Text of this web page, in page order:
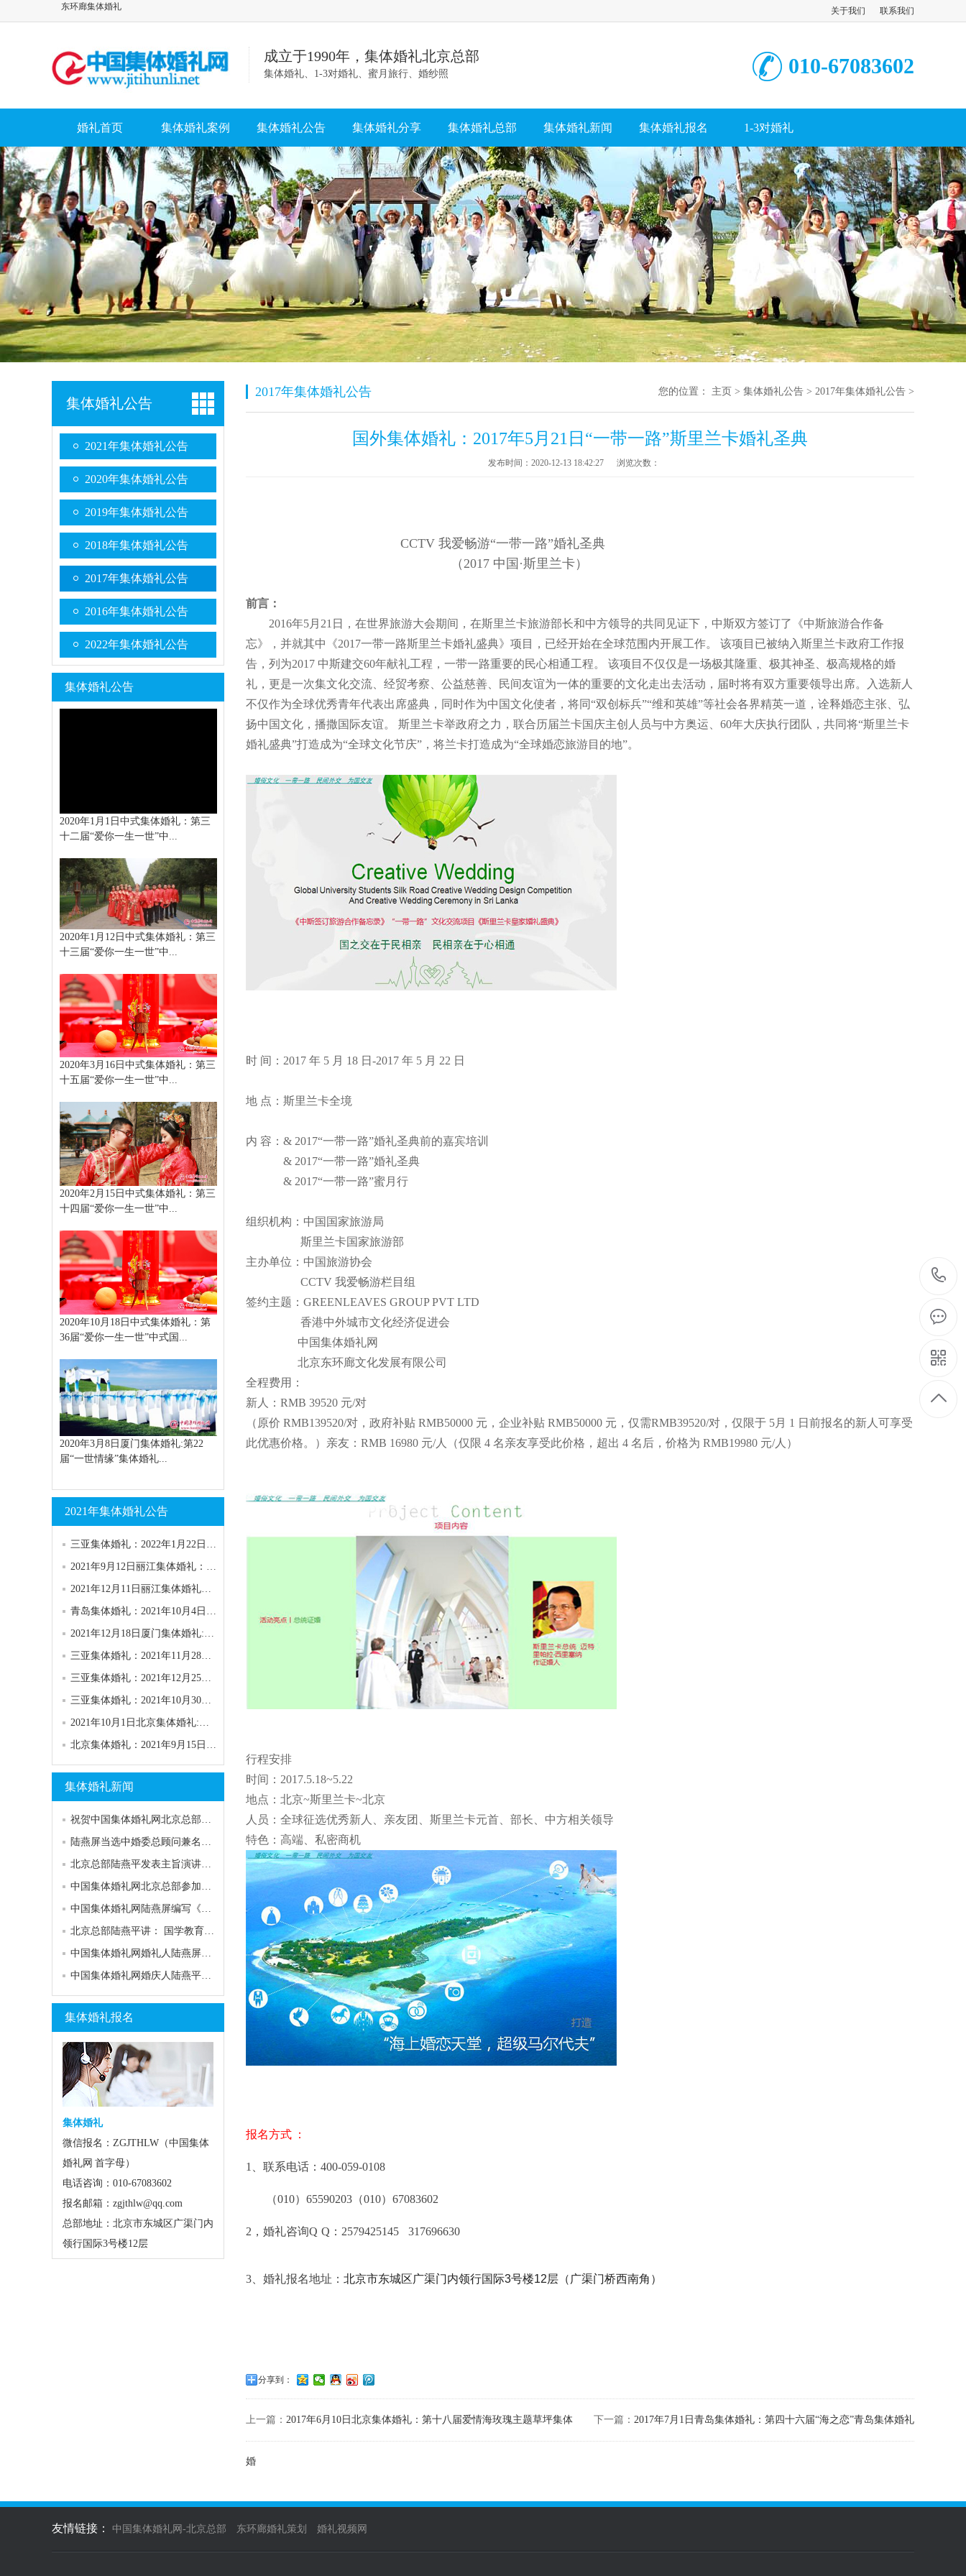
东环廊集体婚礼 关于我们 联系我们
成立于1990年，集体婚礼北京总部
集体婚礼、1-3对婚礼、蜜月旅行、婚纱照 010-67083602
婚礼首页 集体婚礼案例 集体婚礼公告 集体婚礼分享 集体婚礼总部 集体婚礼新闻 集体婚礼报名 1-3对婚礼
集体婚礼公告
2021年集体婚礼公告
2020年集体婚礼公告
2019年集体婚礼公告
2018年集体婚礼公告
2017年集体婚礼公告
2016年集体婚礼公告
2022年集体婚礼公告
集体婚礼公告
2020年1月1日中式集体婚礼：第三
十二届“爱你一生一世”中...
2020年1月12日中式集体婚礼：第三
十三届“爱你一生一世”中...
2020年3月16日中式集体婚礼：第三
十五届“爱你一生一世”中...
2020年2月15日中式集体婚礼：第三
十四届“爱你一生一世”中...
2020年10月18日中式集体婚礼：第
36届“爱你一生一世”中式国...
2020年3月8日厦门集体婚礼:第22
届“一世情缘”集体婚礼...
2021年集体婚礼公告
集体婚礼新闻
集体婚礼报名
集体婚礼
微信报名：ZGJTHLW（中国集体
婚礼网 首字母）
电话咨询：010-67083602
报名邮箱：zgjthlw@qq.com
总部地址：北京市东城区广渠门内
领行国际3号楼12层
2017年集体婚礼公告 您的位置： 主页 > 集体婚礼公告 > 2017年集体婚礼公告 >
国外集体婚礼：2017年5月21日“一带一路”斯里兰卡婚礼圣典
发布时间：2020-12-13 18:42:27 浏览次数：
CCTV 我爱畅游“一带一路”婚礼圣典
（2017 中国·斯里兰卡）
前言：
2016年5月21日，在世界旅游大会期间，在斯里兰卡旅游部长和中方领导的共同见证下，中斯双方签订了《中斯旅游合作备
忘》，并就其中《2017一带一路斯里兰卡婚礼盛典》项目，已经开始在全球范围内开展工作。 该项目已被纳入斯里兰卡政府工作报
告，列为2017 中斯建交60年献礼工程，一带一路重要的民心相通工程。 该项目不仅仅是一场极其隆重、极其神圣、极高规格的婚
礼，更是一次集文化交流、经贸考察、公益慈善、民间友谊为一体的重要的文化走出去活动，届时将有双方重要领导出席。入选新人
不仅作为全球优秀青年代表出席盛典，同时作为中国文化使者，将同“双创标兵”“维和英雄”等社会各界精英一道，诠释婚恋主张、弘
扬中国文化，播撒国际友谊。 斯里兰卡举政府之力，联合历届兰卡国庆主创人员与中方奥运、60年大庆执行团队，共同将“斯里兰卡
婚礼盛典”打造成为“全球文化节庆”，将兰卡打造成为“全球婚恋旅游目的地”。
时 间：2017 年 5 月 18 日-2017 年 5 月 22 日
地 点：斯里兰卡全境
内 容：& 2017“一带一路”婚礼圣典前的嘉宾培训
& 2017“一带一路”婚礼圣典
& 2017“一带一路”蜜月行
组织机构：中国国家旅游局
斯里兰卡国家旅游部
主办单位：中国旅游协会
CCTV 我爱畅游栏目组
签约主题：GREENLEAVES GROUP PVT LTD
香港中外城市文化经济促进会
中国集体婚礼网
北京东环廊文化发展有限公司
全程费用：
新人：RMB 39520 元/对
（原价 RMB139520/对，政府补贴 RMB50000 元，企业补贴 RMB50000 元，仅需RMB39520/对，仅限于 5月 1 日前报名的新人可享受
此优惠价格。）亲友：RMB 16980 元/人（仅限 4 名亲友享受此价格，超出 4 名后，价格为 RMB19980 元/人）
行程安排
时间：2017.5.18~5.22
地点：北京~斯里兰卡~北京
人员：全球征选优秀新人、亲友团、斯里兰卡元首、部长、中方相关领导
特色：高端、私密商机
报名方式 ：
1、联系电话：400-059-0108
（010）65590203（010）67083602
2，婚礼咨询Q Q：2579425145 317696630
3、婚礼报名地址： 北京市东城区广渠门内领行国际3号楼12层（广渠门桥西南角）
分享到：
上一篇： 2017年6月10日北京集体婚礼：第十八届爱情海玫瑰主题草坪集体
婚
下一篇： 2017年7月1日青岛集体婚礼：第四十六届“海之恋”青岛集体婚礼
友情链接： 中国集体婚礼网-北京总部 东环廊婚礼策划 婚礼视频网